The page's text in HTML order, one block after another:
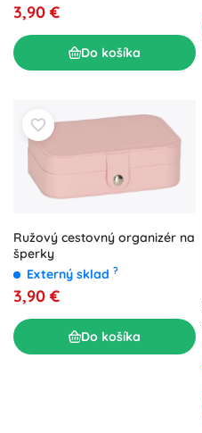
3,90 €
Do košíka
Ružový cestovný organizér na
šperky
Externý sklad ?
3,90 €
Do košíka